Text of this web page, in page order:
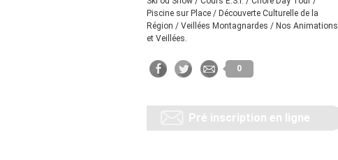
Piscine sur Place / Découverte Culturelle de la
Région / Veillées Montagnardes / Nos Animations
et Veillées.
0
Pré inscription en ligne